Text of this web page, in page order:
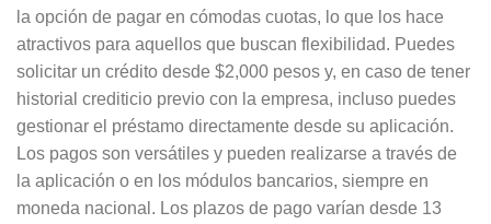
la opción de pagar en cómodas cuotas, lo que los hace
atractivos para aquellos que buscan flexibilidad. Puedes
solicitar un crédito desde $2,000 pesos y, en caso de tener
historial crediticio previo con la empresa, incluso puedes
gestionar el préstamo directamente desde su aplicación.
Los pagos son versátiles y pueden realizarse a través de
la aplicación o en los módulos bancarios, siempre en
moneda nacional. Los plazos de pago varían desde 13